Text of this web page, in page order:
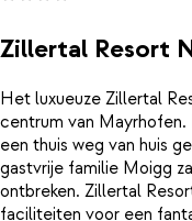
Zillertal Resort
Het luxueuze Zillertal
centrum van
een thuis weg van huis
gastvrije familie Moigg
ontbreken. Zillertal
faciliteiten voor een